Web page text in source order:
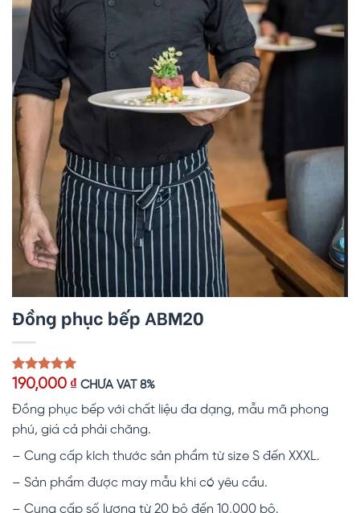
Đồng phục bếp ABM20
5.00trên 5
dựa trên
1
đánh giá
190,000 ₫ CHƯA VAT 8%
Đồng phục bếp với chất liệu đa dạng, mẫu mã phong
phú, giá cả phải chăng.
– Cung cấp kích thước sản phẩm từ size S đến XXXL.
– Sản phẩm được may mẫu khi có yêu cầu.
– Cung cấp số lượng từ 20 bộ đến 10,000 bộ.